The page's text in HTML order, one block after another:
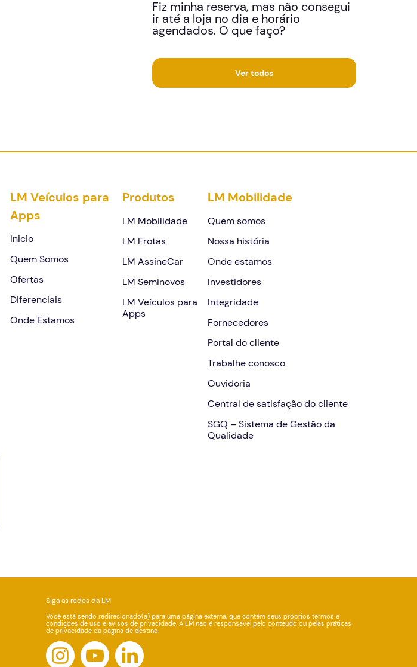
Fiz minha reserva, mas não consegui
ir até a loja no dia e horário
agendados. O que faço?
Ver todos
LM Veículos para
Apps
Inicio
Quem Somos
Ofertas
Diferenciais
Onde Estamos
Produtos
LM Mobilidade
LM Frotas
LM AssineCar
LM Veículos para
Apps
LM Seminovos
LM Mobilidade
Quem somos
Nossa história
Onde estamos
Investidores
Integridade
Fornecedores
Portal do cliente
Trabalhe conosco
Ouvidoria
Central de satisfação do cliente
SGQ – Sistema de Gestão da
Qualidade
Siga as redes da LM
Você está sendo redirecionado(a) para uma página externa, que contém seus próprios termos e
condições de uso e avisos de privacidade. A LM não é responsável pelo conteúdo ou pelas práticas
de privacidade da página de destino.
Continuar